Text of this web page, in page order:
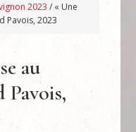
2023 / « Une
Pavois, 2023
au